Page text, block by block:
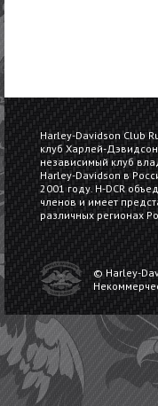
Harley-Davidson Club
клуб Харлей-
независимый клуб
Harley-Davidson в
2001 году. H-DCR
членов и имеет
различных регионах
© Harley-